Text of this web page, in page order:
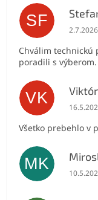
SF
2.7.2026
Chválim technickú
poradili s výberom.
VK
Všetko prebehlo v
MK